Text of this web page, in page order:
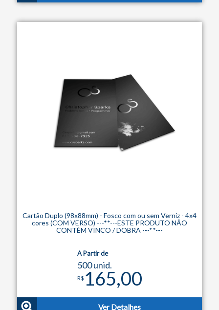
Cartão Duplo (98x88mm) - Fosco com ou sem Verniz - 4x4
cores (COM VERSO) ---**---ESTE PRODUTO NÃO
CONTÉM VINCO / DOBRA ---**---
A Partir de
500 unid.
R$ 165,00
Ver Detalhes